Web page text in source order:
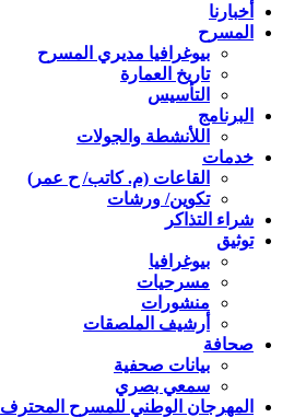
أخبارنا
المسرح
بيوغرافيا مديري المسرح
تاريخ العمارة
التأسيس
البرنامج
اللأنشطة والجولات
خدمات
القاعات (م. كاتب/ ح عمر)
تكوين/ ورشات
شراء التذاكر
توثيق
بيوغرافيا
مسرحيات
منشورات
أرشيف الملصقات
صحافة
بيانات صحفية
سمعي بصري
المهرجان الوطني للمسرح المحترف